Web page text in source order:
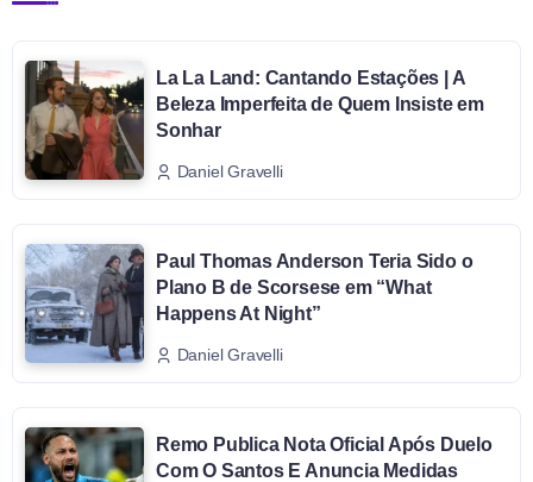
La La Land: Cantando Estações | A
Beleza Imperfeita de Quem Insiste em
Sonhar
Daniel Gravelli
Paul Thomas Anderson Teria Sido o
Plano B de Scorsese em “What
Happens At Night”
Daniel Gravelli
Remo Publica Nota Oficial Após Duelo
Com O Santos E Anuncia Medidas